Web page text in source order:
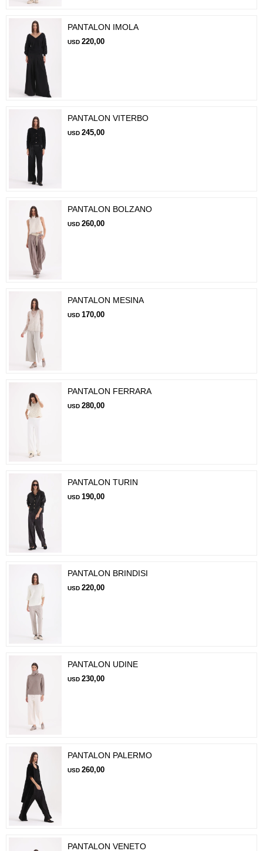
PANTALON IMOLA
USD 220,00
PANTALON VITERBO
USD 245,00
PANTALON BOLZANO
USD 260,00
PANTALON MESINA
USD 170,00
PANTALON FERRARA
USD 280,00
PANTALON TURIN
USD 190,00
PANTALON BRINDISI
USD 220,00
PANTALON UDINE
USD 230,00
PANTALON PALERMO
USD 260,00
PANTALON VENETO